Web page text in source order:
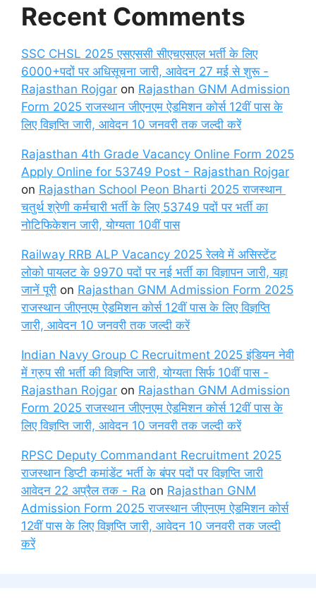
Recent Comments
SSC CHSL 2025 एसएससी सीएचएसएल भर्ती के लिए
6000+पदों पर अधिसूचना जारी, आवेदन 27 मई से शुरू -
Rajasthan Rojgar on Rajasthan GNM Admission
Form 2025 राजस्थान जीएनएम ऐडमिशन कोर्स 12वीं पास के
लिए विज्ञप्ति जारी, आवेदन 10 जनवरी तक जल्दी करें
Rajasthan 4th Grade Vacancy Online Form 2025
Apply Online for 53749 Post - Rajasthan Rojgar
on Rajasthan School Peon Bharti 2025 राजस्थान
चतुर्थ श्रेणी कर्मचारी भर्ती के लिए 53749 पदों पर भर्ती का
नोटिफिकेशन जारी, योग्यता 10वीं पास
Railway RRB ALP Vacancy 2025 रेलवे में असिस्टेंट
लोको पायलट के 9970 पदों पर नई भर्ती का विज्ञापन जारी, यहा
जानें पूरी on Rajasthan GNM Admission Form 2025
राजस्थान जीएनएम ऐडमिशन कोर्स 12वीं पास के लिए विज्ञप्ति
जारी, आवेदन 10 जनवरी तक जल्दी करें
Indian Navy Group C Recruitment 2025 इंडियन नेवी
में ग्रुप सी भर्ती की विज्ञप्ति जारी, योग्यता सिर्फ 10वीं पास -
Rajasthan Rojgar on Rajasthan GNM Admission
Form 2025 राजस्थान जीएनएम ऐडमिशन कोर्स 12वीं पास के
लिए विज्ञप्ति जारी, आवेदन 10 जनवरी तक जल्दी करें
RPSC Deputy Commandant Recruitment 2025
राजस्थान डिप्टी कमांडेंट भर्ती के बंपर पदों पर विज्ञप्ति जारी
आवेदन 22 अप्रैल तक - Ra on Rajasthan GNM
Admission Form 2025 राजस्थान जीएनएम ऐडमिशन कोर्स
12वीं पास के लिए विज्ञप्ति जारी, आवेदन 10 जनवरी तक जल्दी
करें